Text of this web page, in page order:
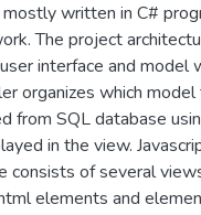
written in C#
The project
interface and model
organizes which
from SQL database
in the view.
consists of several
elements and